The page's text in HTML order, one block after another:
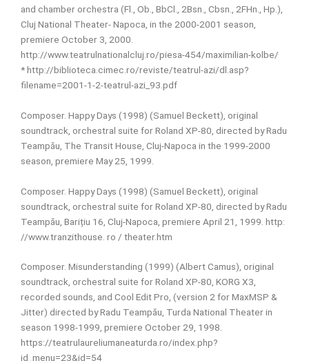
and chamber orchestra (Fl., Ob., BbCl., 2Bsn., Cbsn., 2FHn., Hp.),
Cluj National Theater- Napoca, in the 2000-2001 season,
premiere October 3, 2000.
http://www.teatrulnationalcluj.ro/piesa-454/maximilian-kolbe/
*http://biblioteca.cimec.ro/reviste/teatrul-azi/dl.asp?
filename=2001-1-2-teatrul-azi_93.pdf
Composer. Happy Days (1998) (Samuel Beckett), original
soundtrack, orchestral suite for Roland XP-80, directed by Radu
Teampău, The Transit House, Cluj-Napoca in the 1999-2000
season, premiere May 25, 1999.
Composer. Happy Days (1998) (Samuel Beckett), original
soundtrack, orchestral suite for Roland XP-80, directed by Radu
Teampău, Barițiu 16, Cluj-Napoca, premiere April 21, 1999. http:
//www.tranzithouse. ro / theater.htm
Composer. Misunderstanding (1999) (Albert Camus), original
soundtrack, orchestral suite for Roland XP-80, KORG X3,
recorded sounds, and Cool Edit Pro, (version 2 for MaxMSP &
Jitter) directed by Radu Teampău, Turda National Theater in
season 1998-1999, premiere October 29, 1998.
https://teatrulaureliumaneaturda.ro/index.php?
id_menu=23&id=54